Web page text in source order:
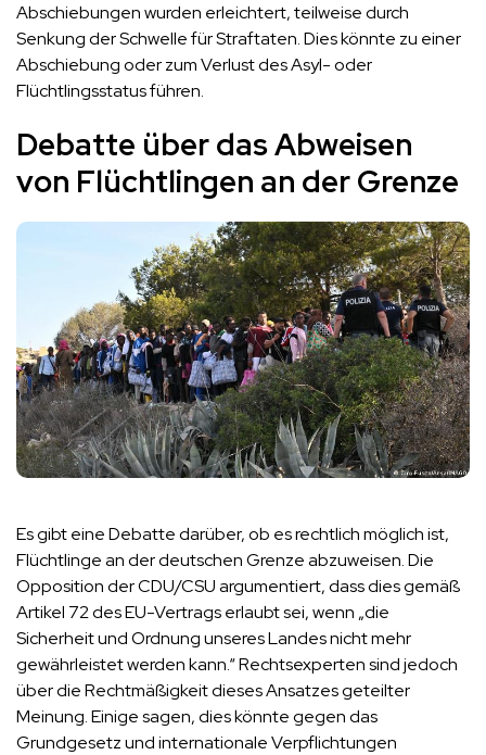
Abschiebungen wurden erleichtert, teilweise durch
Senkung der Schwelle für Straftaten. Dies könnte zu einer
Abschiebung oder zum Verlust des Asyl- oder
Flüchtlingsstatus führen.
Debatte über das Abweisen
von Flüchtlingen an der Grenze
Es gibt eine Debatte darüber, ob es rechtlich möglich ist,
Flüchtlinge an der deutschen Grenze abzuweisen. Die
Opposition der CDU/CSU argumentiert, dass dies gemäß
Artikel 72 des EU-Vertrags erlaubt sei, wenn „die
Sicherheit und Ordnung unseres Landes nicht mehr
gewährleistet werden kann.“ Rechtsexperten sind jedoch
über die Rechtmäßigkeit dieses Ansatzes geteilter
Meinung. Einige sagen, dies könnte gegen das
Grundgesetz und internationale Verpflichtungen